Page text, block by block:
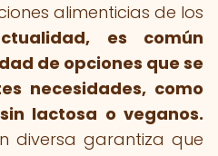
alimenticias de los
es común
de opciones que se
necesidades, como
lactosa o veganos.
diversa garantiza que